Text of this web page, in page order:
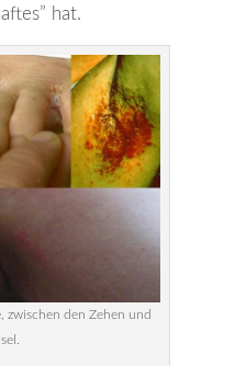
hat.
zwischen den Zehen und